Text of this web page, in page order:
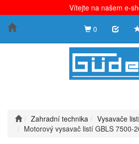
Vítejte na našem e-
0
Zahradní technika
Vysavače
Motorový vysavač listí GBLS 7500-